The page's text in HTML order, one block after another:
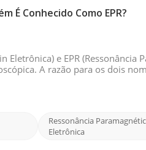
É Conhecido Como EPR?
Eletrônica) e EPR
A razão para os dois
Ressonância
Eletrônica